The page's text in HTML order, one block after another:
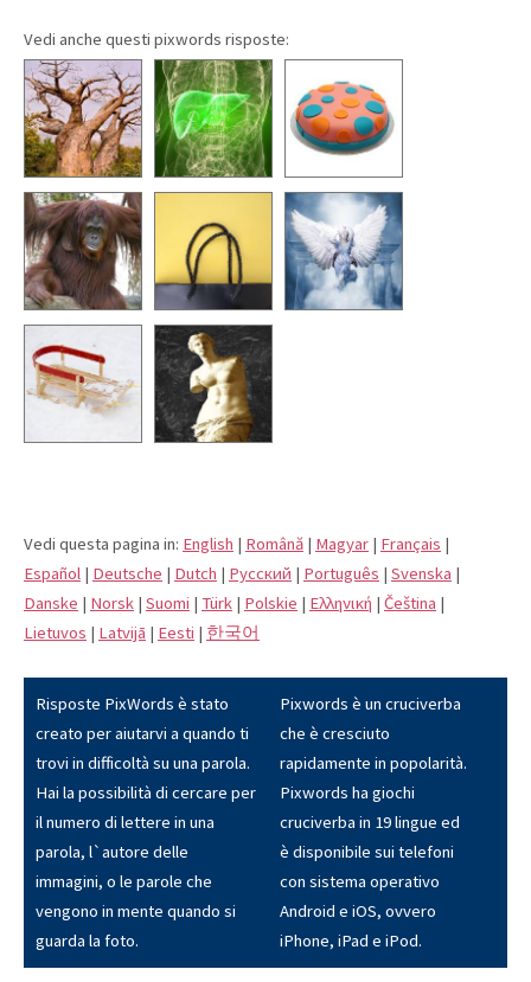
Vedi anche questi pixwords risposte:
Vedi questa pagina in: English | Română | Magyar | Français |
Español | Deutsche | Dutch | Pусский | Português | Svenska |
Danske | Norsk | Suomi | Türk | Polskie | Eλληνική | Čeština |
Lietuvos | Latvijā | Eesti | 한국어
Risposte PixWords è stato
creato per aiutarvi a quando ti
trovi in difficoltà su una parola.
Hai la possibilità di cercare per
il numero di lettere in una
parola, l`autore delle
immagini, o le parole che
vengono in mente quando si
guarda la foto.
Pixwords è un cruciverba
che è cresciuto
rapidamente in popolarità.
Pixwords ha giochi
cruciverba in 19 lingue ed
è disponibile sui telefoni
con sistema operativo
Android e iOS, ovvero
iPhone, iPad e iPod.